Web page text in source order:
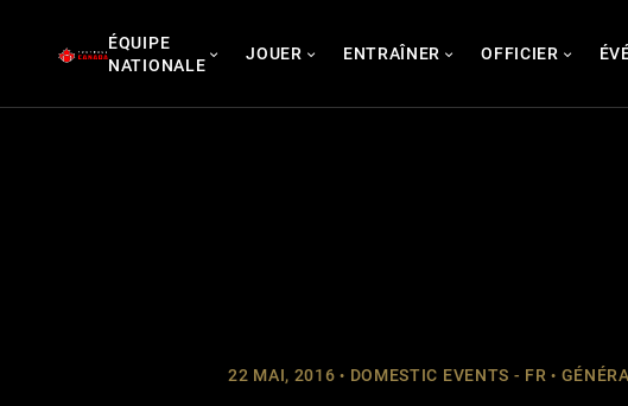
ÉQUIPE
NATIONALE
JOUER ENTRAÎNER OFFICIER
22 MAI, 2016 DOMESTIC EVENTS - FR